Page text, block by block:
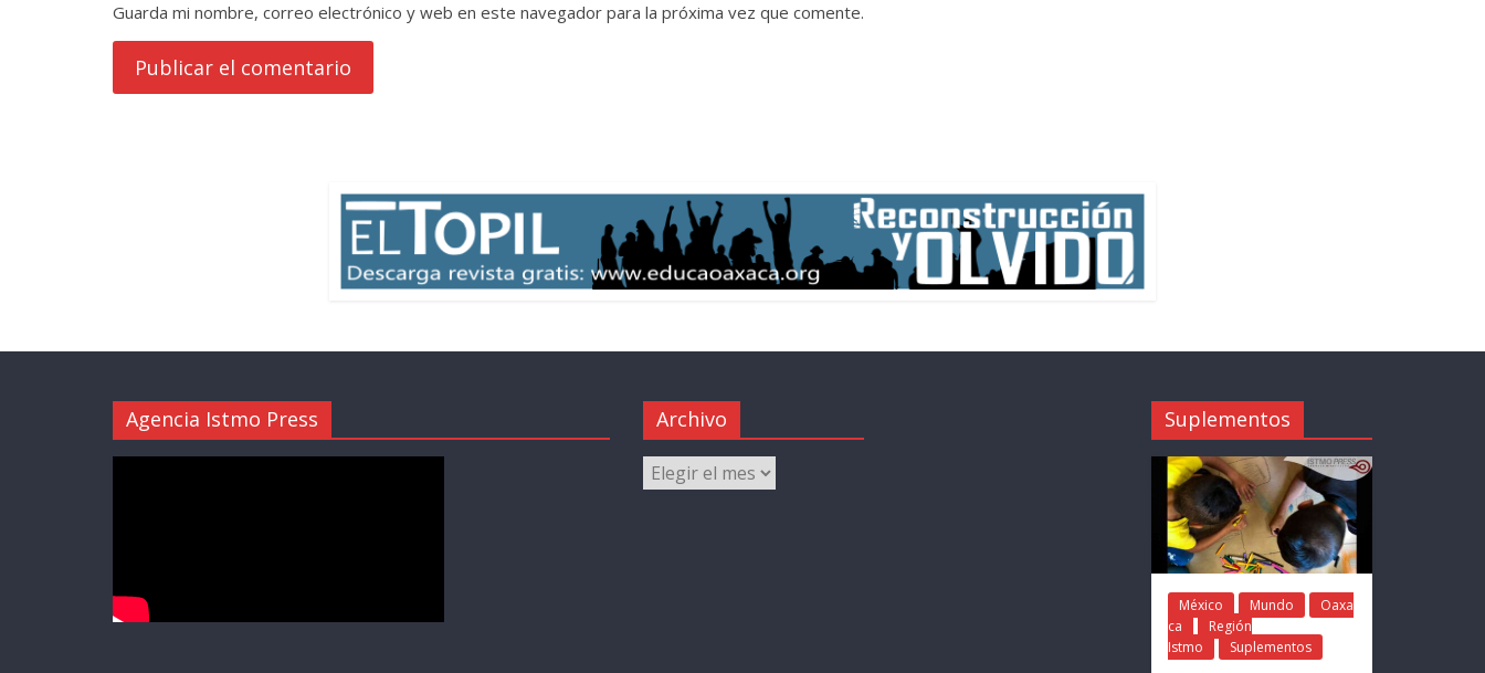
Guarda mi nombre, correo electrónico y web en este navegador para la próxima vez que comente.
Agencia Istmo Press Archivo Suplementos
México Mundo
Oaxa
ca
Región
Istmo
Suplementos